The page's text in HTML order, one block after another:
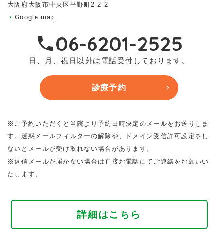
大阪府大阪市中央区平野町2-2-2
Google map
06-6201-2525
日、月、祝日以外は電話受付しております。
診療予約
※ご予約いただくと当院より予約日時決定のメールをお送りしま
す。迷惑メールフィルターの解除や、ドメイン受信許可設定をし
ないとメールが受け取れない場合があります。
※返信メールが届かない場合は直接お電話にてご連絡をお願いい
たします。
詳細はこちら